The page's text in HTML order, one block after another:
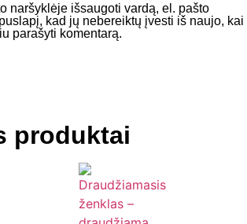
naršyklėje išsaugoti vardą, el. pašto
kad jų nebereiktų įvesti iš naujo, kai
parašyti komentarą.
produktai